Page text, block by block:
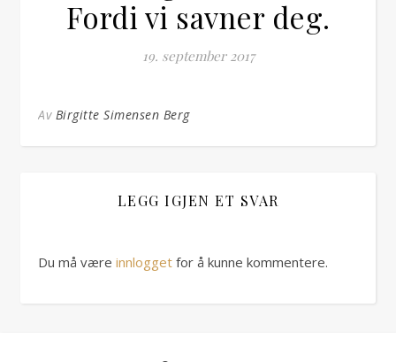
Fordi vi savner deg.
19. september 2017
Av Birgitte Simensen Berg
LEGG IGJEN ET SVAR
Du må være innlogget for å kunne kommentere.